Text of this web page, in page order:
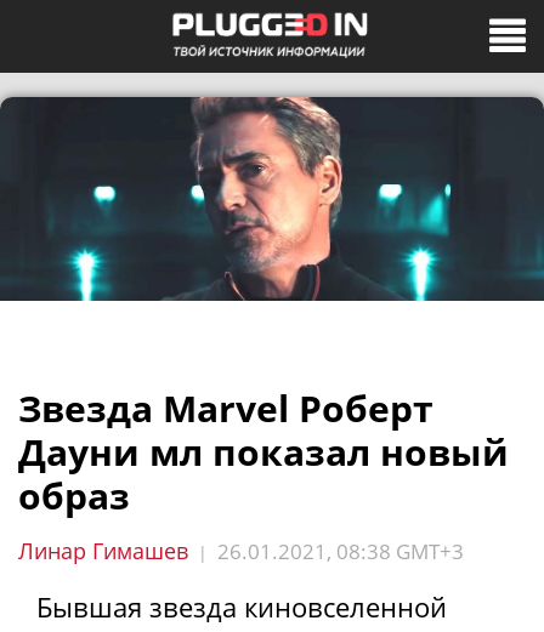
Звезда Marvel Роберт
Дауни мл показал новый
образ
Линар Гимашев | 26.01.2021, 08:38 GMT+3
Бывшая звезда киновселенной